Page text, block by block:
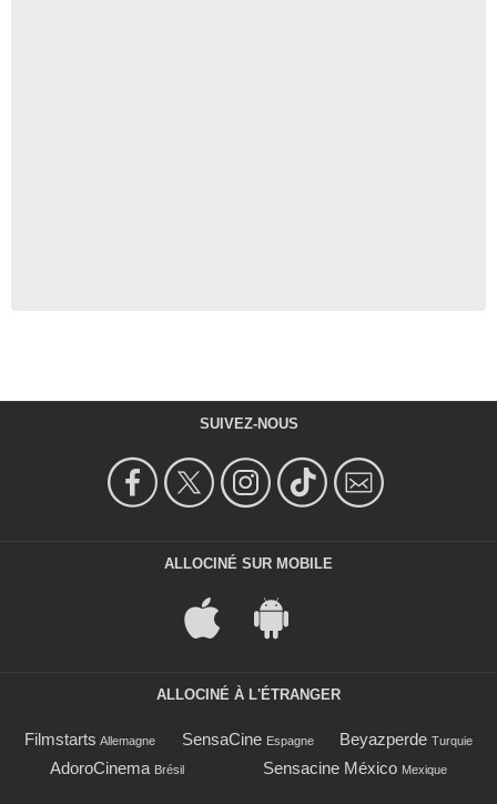
SUIVEZ-NOUS
ALLOCINÉ SUR MOBILE
ALLOCINÉ À L'ÉTRANGER
Filmstarts Allemagne SensaCine Espagne Beyazperde Turquie
AdoroCinema Brésil Sensacine México Mexique